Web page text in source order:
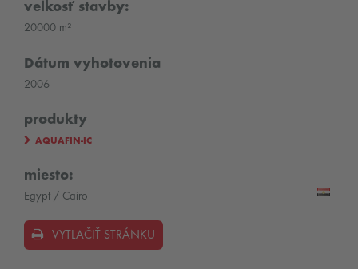
velkosť stavby:
20000 m²
Dátum vyhotovenia
2006
produkty
AQUAFIN-IC
miesto:
Egypt / Cairo
VYTLAČIŤ STRÁNKU